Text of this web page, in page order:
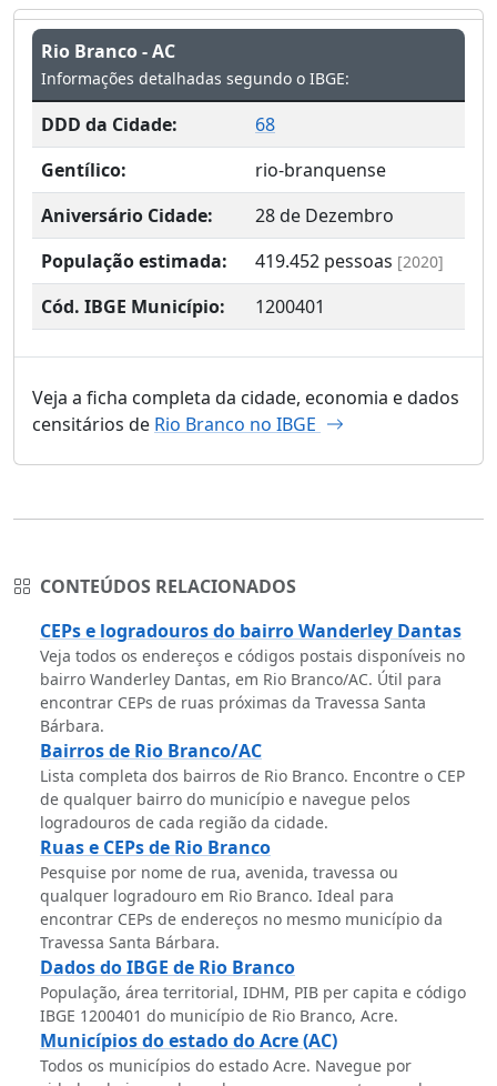
Rio Branco - AC
Informações detalhadas segundo o IBGE:
DDD da Cidade:
68
Gentílico:
rio-branquense
Aniversário Cidade:
28 de Dezembro
População estimada:
419.452 pessoas [2020]
Cód. IBGE Município: 1200401
Veja a ficha completa da cidade, economia e dados
censitários de Rio Branco no IBGE
CONTEÚDOS RELACIONADOS
CEPs e logradouros do bairro Wanderley Dantas
Veja todos os endereços e códigos postais disponíveis no
bairro Wanderley Dantas, em Rio Branco/AC. Útil para
encontrar CEPs de ruas próximas da Travessa Santa
Bárbara.
Bairros de Rio Branco/AC
Lista completa dos bairros de Rio Branco. Encontre o CEP
de qualquer bairro do município e navegue pelos
logradouros de cada região da cidade.
Ruas e CEPs de Rio Branco
Pesquise por nome de rua, avenida, travessa ou
qualquer logradouro em Rio Branco. Ideal para
encontrar CEPs de endereços no mesmo município da
Travessa Santa Bárbara.
Dados do IBGE de Rio Branco
População, área territorial, IDHM, PIB per capita e código
IBGE 1200401 do município de Rio Branco, Acre.
Municípios do estado do Acre (AC)
Todos os municípios do estado Acre. Navegue por